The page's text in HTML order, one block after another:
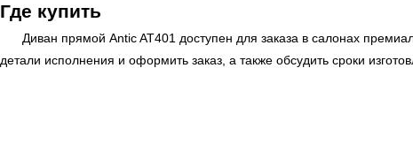
Где купить
Диван прямой Antic AT401 доступен для заказа в салонах
детали исполнения и оформить заказ, а также обсудить сроки